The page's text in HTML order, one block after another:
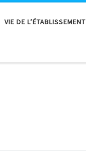
VIE DE L’ÉTABLISSEMENT